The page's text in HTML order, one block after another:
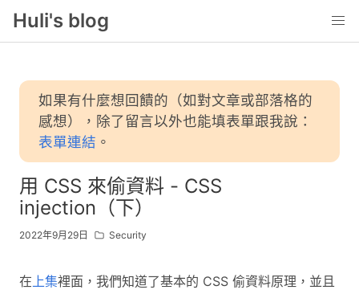
Huli's blog
如果有什麼想回饋的（如對文章或部落格的
感想），除了留言以外也能填表單跟我說：
表單連結 。
用 CSS 來偷資料 - CSS
injection（下）
2022年9月29日 Security
在上集裡面，我們知道了基本的 CSS 偷資料原理，並且